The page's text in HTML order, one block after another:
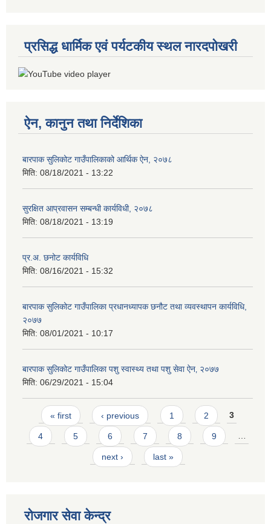
प्रसिद्ध धार्मिक एवं पर्यटकीय स्थल नारदपोखरी
ऐन, कानुन तथा निर्देशिका
बारपाक सुलिकोट गाउँपालिकाको आर्थिक ऐन, २०७८
मिति: 08/18/2021 - 13:22
सुरक्षित आप्रवासन सम्बन्धी कार्यविधी, २०७८
मिति: 08/18/2021 - 13:19
प्र.अ. छनोट कार्यविधि
मिति: 08/16/2021 - 15:32
बारपाक सुलिकोट गाउँपालिका प्रधानध्यापक छनौट तथा व्यवस्थापन कार्यविधि,
२०७७
मिति: 08/01/2021 - 10:17
बारपाक सुलिकोट गाउँपालिका पशु स्वास्थ्य तथा पशु सेवा ऐन‚ २०७७
मिति: 06/29/2021 - 15:04
Pages
« first ‹ previous 1 2 3
4 5 6 7 8 9 …
next › last »
रोजगार सेवा केन्द्र